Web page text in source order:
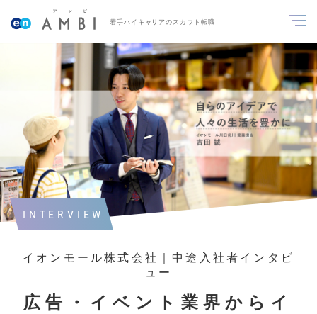
若手ハイキャリアのスカウト転職
INTERVIEW
イオンモール株式会社｜中途入社者インタビ
ュー
広告・イベント業界からイ